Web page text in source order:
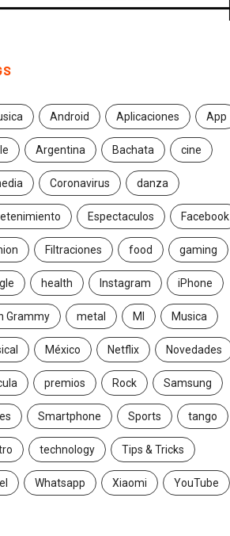
Android Aplicaciones App
Argentina Bachata cine
Coronavirus danza
Espectaculos Facebook
Filtraciones food gaming
health Instagram iPhone
Grammy metal MI Musica
México Netflix Novedades
premios Rock Samsung
Smartphone Sports tango
technology Tips & Tricks
Whatsapp Xiaomi YouTube